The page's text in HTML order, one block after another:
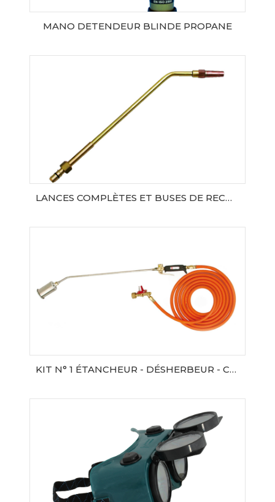
MANO DETENDEUR BLINDE PROPANE
LANCES COMPLÈTES ET BUSES DE RECHANGE
KIT N° 1 ÉTANCHEUR - DÉSHERBEUR - CHAUFFEUR